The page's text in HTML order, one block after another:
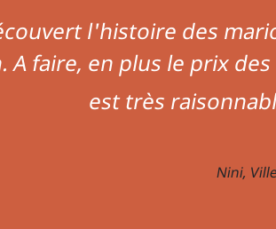
que dire de son jardin
en plein milieu du
stop indispensable à